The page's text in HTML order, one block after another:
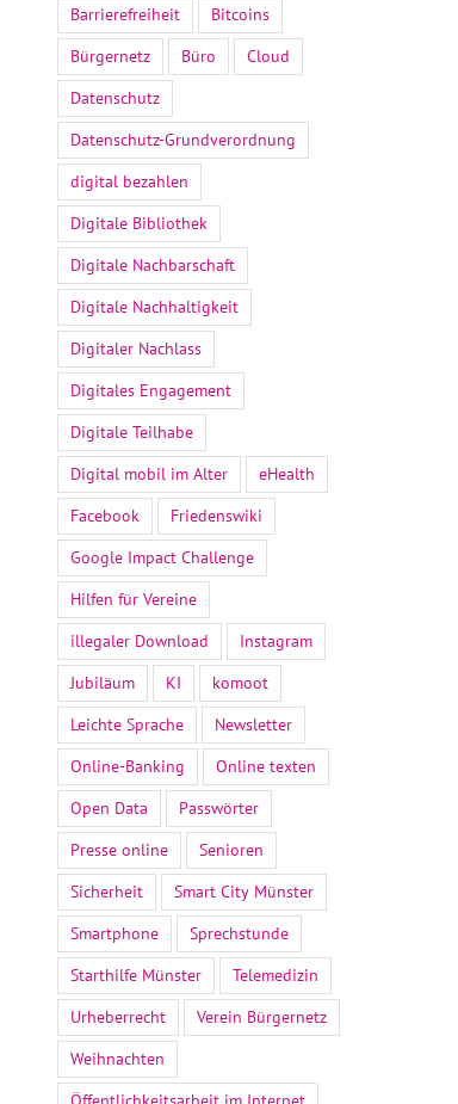
Barrierefreiheit
Bitcoins
Bürgernetz
Büro
Cloud
Datenschutz
Datenschutz-Grundverordnung
digital bezahlen
Digitale Bibliothek
Digitale Nachbarschaft
Digitale Nachhaltigkeit
Digitaler Nachlass
Digitales Engagement
Digitale Teilhabe
Digital mobil im Alter
eHealth
Facebook
Friedenswiki
Google Impact Challenge
Hilfen für Vereine
illegaler Download
Instagram
Jubiläum
KI
komoot
Leichte Sprache
Newsletter
Online-Banking
Online texten
Open Data
Passwörter
Presse online
Senioren
Sicherheit
Smart City Münster
Smartphone
Sprechstunde
Starthilfe Münster
Telemedizin
Urheberrecht
Verein Bürgernetz
Weihnachten